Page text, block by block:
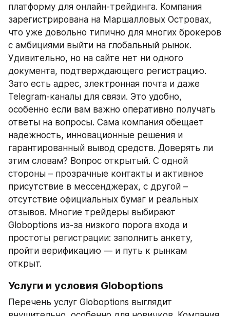
платформу для онлайн-трейдинга. Компания
зарегистрирована на Маршалловых Островах,
что уже довольно типично для многих брокеров
с амбициями выйти на глобальный рынок.
Удивительно, но на сайте нет ни одного
документа, подтверждающего регистрацию.
Зато есть адрес, электронная почта и даже
Telegram-каналы для связи. Это удобно,
особенно если вам важно оперативно получать
ответы на вопросы. Сама компания обещает
надежность, инновационные решения и
гарантированный вывод средств. Доверять ли
этим словам? Вопрос открытый. С одной
стороны – прозрачные контакты и активное
присутствие в мессенджерах, с другой –
отсутствие официальных бумаг и реальных
отзывов. Многие трейдеры выбирают
Globoptions из-за низкого порога входа и
простоты регистрации: заполнить анкету,
пройти верификацию — и путь к рынкам
открыт.
Услуги и условия Globoptions
Перечень услуг Globoptions выглядит